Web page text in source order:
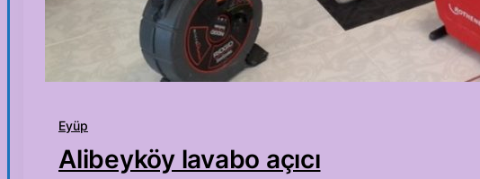
Eyüp
Alibeyköy lavabo açıcı